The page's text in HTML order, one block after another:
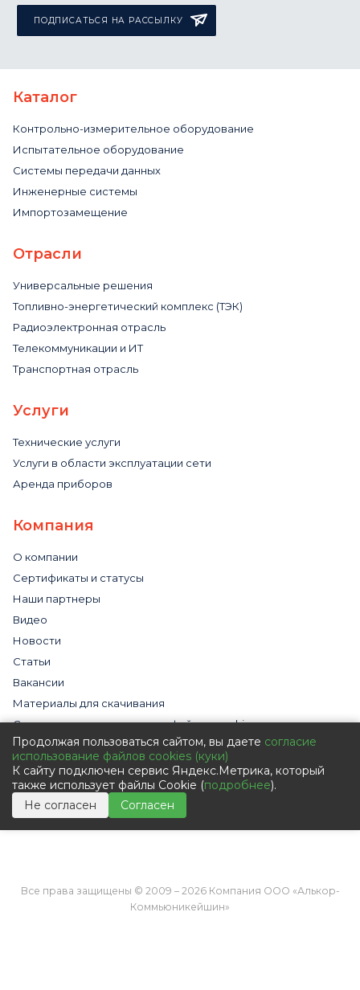
ПОДПИСАТЬСЯ НА РАССЫЛКУ
Каталог
Контрольно-измерительное оборудование
Испытательное оборудование
Системы передачи данных
Инженерные системы
Импортозамещение
Отрасли
Универсальные решения
Топливно-энергетический комплекс (ТЭК)
Радиоэлектронная отрасль
Телекоммуникации и ИТ
Транспортная отрасль
Услуги
Технические услуги
Услуги в области эксплуатации сети
Аренда приборов
Компания
О компании
Сертификаты и статусы
Наши партнеры
Видео
Новости
Статьи
Вакансии
Материалы для скачивания
Cогласие на использование файлов cookies
Обработка персональных данных с помощью сервиса
«Яндекс.Метрика»
Политика в отношении обработки персональных данных
Пользовательское соглашение
Согласие на обработку персональных данных
Все права защищены © 2009 – 2026 Компания ООО «Алькор-
Коммьюникейшин»
Продолжая пользоваться сайтом, вы даете согласие
использование файлов cookies (куки)
К сайту подключен сервис Яндекс.Метрика, который
также использует файлы Cookie (подробнее).
Не согласен
Согласен